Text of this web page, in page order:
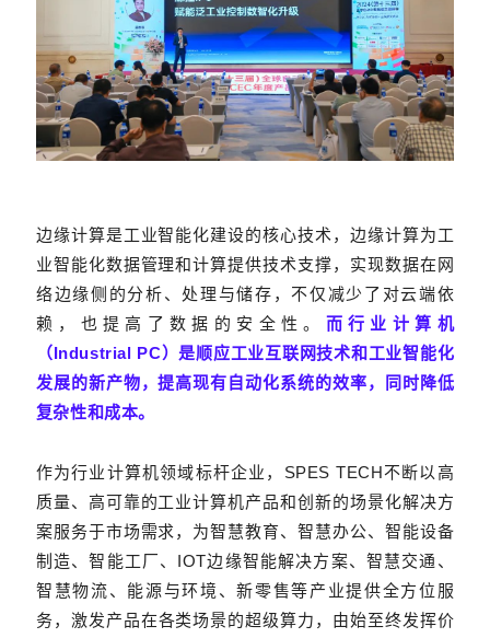
边缘计算是工业智能化建设的核心技术，边缘计算为工
业智能化数据管理和计算提供技术支撑，实现数据在网
络边缘侧的分析、处理与储存，不仅减少了对云端依
赖，也提高了数据的安全性。 而行业计算机
（Industrial PC）是顺应工业互联网技术和工业智能化
发展的新产物，提高现有自动化系统的效率，同时降低
复杂性和成本。
作为行业计算机领域标杆企业，SPES TECH不断以高
质量、高可靠的工业计算机产品和创新的场景化解决方
案服务于市场需求，为智慧教育、智慧办公、智能设备
制造、智能工厂、 IOT边缘智能解决方案、智慧交通、
智慧物流、能源与环境、新零售等产业提供全方位服
务， 激发产品在各类场景的超级算力 ， 由始至终发挥价